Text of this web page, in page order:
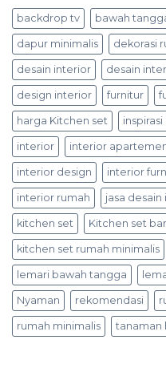
backdrop tv bawah
dapur minimalis dekorasi
desain interior desain
design interior furnitur
harga Kitchen set
interior interior
interior design interior
interior rumah jasa
kitchen set Kitchen set
kitchen set rumah minimalis
lemari bawah tangga
Nyaman rekomendasi
rumah minimalis tanaman